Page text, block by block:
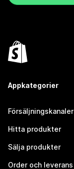
Appkategorier
Försäljningskanaler
Hitta produkter
Sälja produkter
Order och leverans